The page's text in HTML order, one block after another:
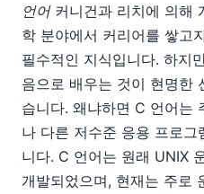
언어커니건과 리치에 의해
학 분야에서 커리어를 쌓고
필수적인 지식입니다. 하지
음으로 배우는 것이 현명한
습니다. 왜냐하면 C 언어는
나 다른 저수준 응용 프로그
니다. C 언어는 원래 UNIX
개발되었으며, 현재는 주로